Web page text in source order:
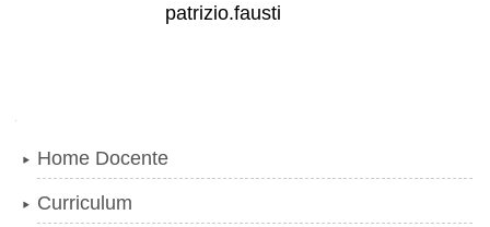
patrizio.fausti@unife.it
Home Docente
Curriculum